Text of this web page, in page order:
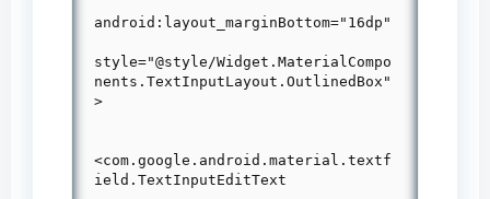
android:layout_marginBottom="16dp"
style="@style/Widget.MaterialCompo
nents.TextInputLayout.OutlinedBox"
>
<com.google.android.material.textf
ield.TextInputEditText